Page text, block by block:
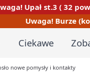
Upał st.3 ( 32
Uwaga! Burze
Ciekawe
nowe pomysły i kontakty